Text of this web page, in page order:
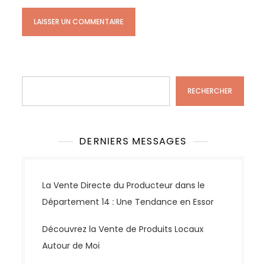
RECHERCHER
DERNIERS MESSAGES
La Vente Directe du Producteur dans le
Département 14 : Une Tendance en Essor
Découvrez la Vente de Produits Locaux
Autour de Moi